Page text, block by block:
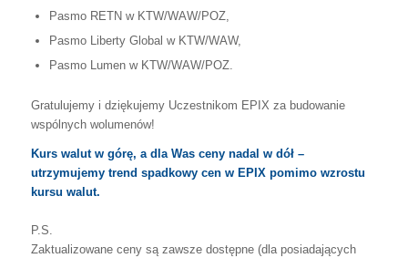
Pasmo RETN w KTW/WAW/POZ,
Pasmo Liberty Global w KTW/WAW,
Pasmo Lumen w KTW/WAW/POZ.
Gratulujemy i dziękujemy Uczestnikom EPIX za budowanie
wspólnych wolumenów!
Kurs walut w górę, a dla Was ceny nadal w dół –
utrzymujemy trend spadkowy cen w EPIX pomimo wzrostu
kursu walut.
P.S.
Zaktualizowane ceny są zawsze dostępne (dla posiadających